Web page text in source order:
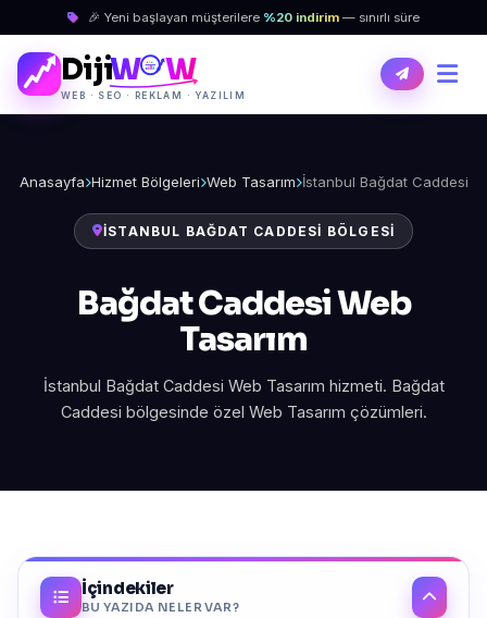
🎉 Yeni başlayan müşterilere %20 indirim — sınırlı süre
DijiW W
WEB · SEO · REKLAM · YAZILIM
Anasayfa Hizmet Bölgeleri Web Tasarım İstanbul Bağdat Caddesi
İSTANBUL BAĞDAT CADDESI BÖLGESI
Bağdat Caddesi Web
Tasarım
İstanbul Bağdat Caddesi Web Tasarım hizmeti. Bağdat
Caddesi bölgesinde özel Web Tasarım çözümleri.
İçindekiler
BU YAZIDA NELER VAR?